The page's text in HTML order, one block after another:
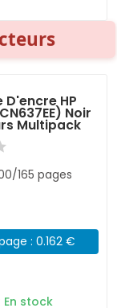
HP
Noir
Multipack
165 pages
: 0.162 €
En stock